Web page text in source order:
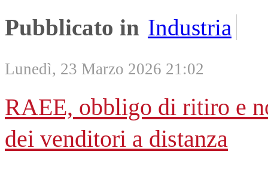
Pubblicato in Industria
Lunedì, 23 Marzo 2026 21:02
RAEE, obbligo di ritiro e
dei venditori a distanza